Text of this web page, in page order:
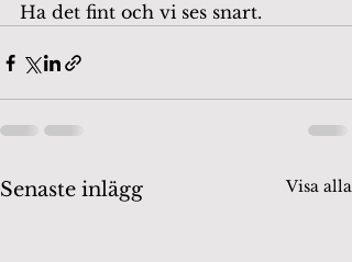
Ha det fint och vi ses snart.
Senaste inlägg Visa alla